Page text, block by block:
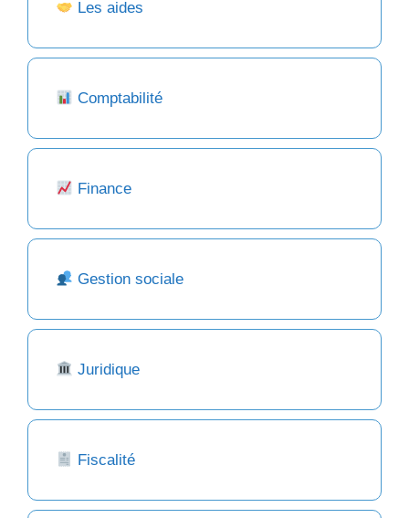
Les aides
Comptabilité
Finance
Gestion sociale
Juridique
Fiscalité